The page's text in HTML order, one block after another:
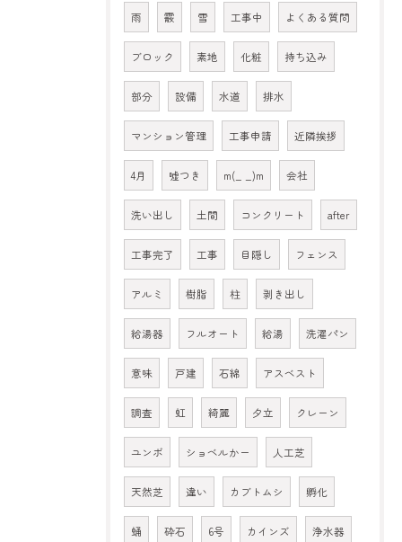
雨 霰 雪 工事中 よくある質問
ブロック 素地 化粧 持ち込み
部分 設備 水道 排水
マンション管理 工事申請 近隣挨拶
4月 嘘つき m(_ _)m 会社
洗い出し 土間 コンクリート after
工事完了 工事 目隠し フェンス
アルミ 樹脂 柱 剥き出し
給湯器 フルオート 給湯 洗濯パン
意味 戸建 石綿 アスベスト
調査 虹 綺麗 夕立 クレーン
ユンボ ショベルかー 人工芝
天然芝 違い カブトムシ 孵化
蛹 砕石 6号 カインズ 浄水器